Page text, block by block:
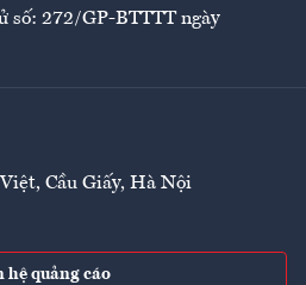
số: 272/GP-BTTTT ngày
Cầu Giấy, Hà Nội
hệ quảng cáo